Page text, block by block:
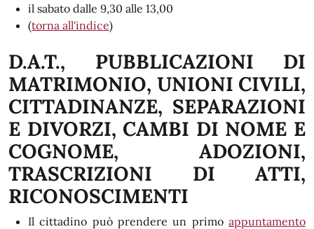
il sabato dalle 9,30 alle 13,00
(torna all'indice)
D.A.T., PUBBLICAZIONI DI
MATRIMONIO, UNIONI CIVILI,
CITTADINANZE, SEPARAZIONI
E DIVORZI, CAMBI DI NOME E
COGNOME, ADOZIONI,
TRASCRIZIONI DI ATTI,
RICONOSCIMENTI
Il cittadino può prendere un primo appuntamento